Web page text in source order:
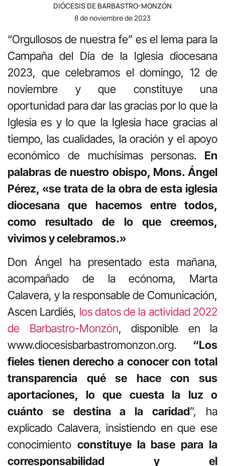
DIÓCESIS DE BARBASTRO-MONZÓN
8 de noviembre de 2023
“Orgullosos de nuestra fe” es el lema para la
Campaña del Día de la Iglesia diocesana
2023, que celebramos el domingo, 12 de
noviembre y que constituye una
oportunidad para dar las gracias por lo que la
Iglesia es y lo que la Iglesia hace gracias al
tiempo, las cualidades, la oración y el apoyo
económico de muchísimas personas. En
palabras de nuestro obispo, Mons. Ángel
Pérez, «se trata de la obra de esta iglesia
diocesana que hacemos entre todos,
como resultado de lo que creemos,
vivimos y celebramos.»
Don Ángel ha presentado esta mañana,
acompañado de la ecónoma, Marta
Calavera, y la responsable de Comunicación,
Ascen Lardiés, los datos de la actividad 2022
de Barbastro-Monzón, disponible en la
www.diocesisbarbastromonzon.org. “Los
fieles tienen derecho a conocer con total
transparencia qué se hace con sus
aportaciones, lo que cuesta la luz o
cuánto se destina a la caridad”, ha
explicado Calavera, insistiendo en que ese
conocimiento constituye la base para la
corresponsabilidad y el